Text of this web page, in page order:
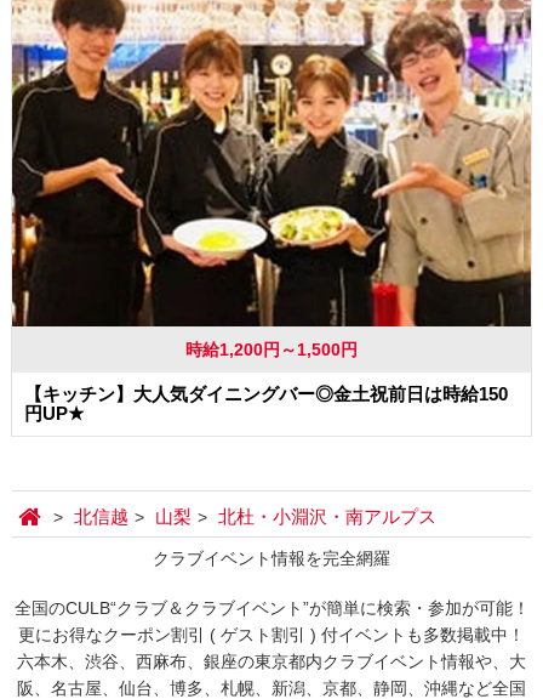
時給1,200円～1,500円
【キッチン】大人気ダイニングバー◎金土祝前日は時給150
円UP★
北信越 山梨 北杜・小淵沢・南アルプス
クラブイベント情報を完全網羅
全国のCULB“クラブ＆クラブイベント”が簡単に検索・参加が可能！
更にお得なクーポン割引 ( ゲスト割引 ) 付イベントも多数掲載中！
六本木、渋谷、西麻布、銀座の東京都内クラブイベント情報や、大
阪、名古屋、仙台、博多、札幌、新潟、京都、静岡、沖縄など全国